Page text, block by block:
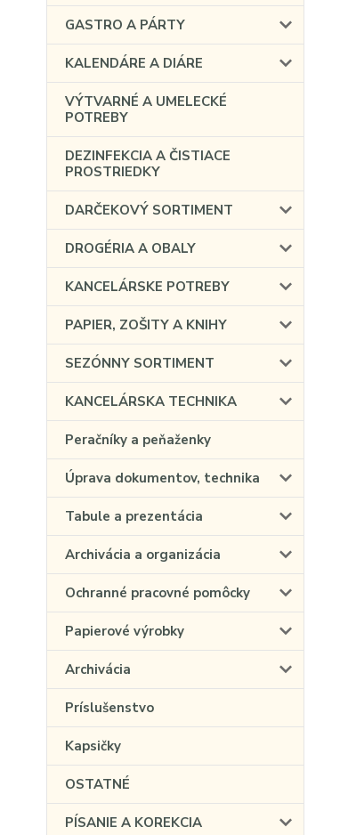
GASTRO A PÁRTY
KALENDÁRE A DIÁRE
VÝTVARNÉ A UMELECKÉ
POTREBY
DEZINFEKCIA A ČISTIACE
PROSTRIEDKY
DARČEKOVÝ SORTIMENT
DROGÉRIA A OBALY
KANCELÁRSKE POTREBY
PAPIER, ZOŠITY A KNIHY
SEZÓNNY SORTIMENT
KANCELÁRSKA TECHNIKA
Peračníky a peňaženky
Úprava dokumentov, technika
Tabule a prezentácia
Archivácia a organizácia
Ochranné pracovné pomôcky
Papierové výrobky
Archivácia
Príslušenstvo
Kapsičky
OSTATNÉ
PÍSANIE A KOREKCIA